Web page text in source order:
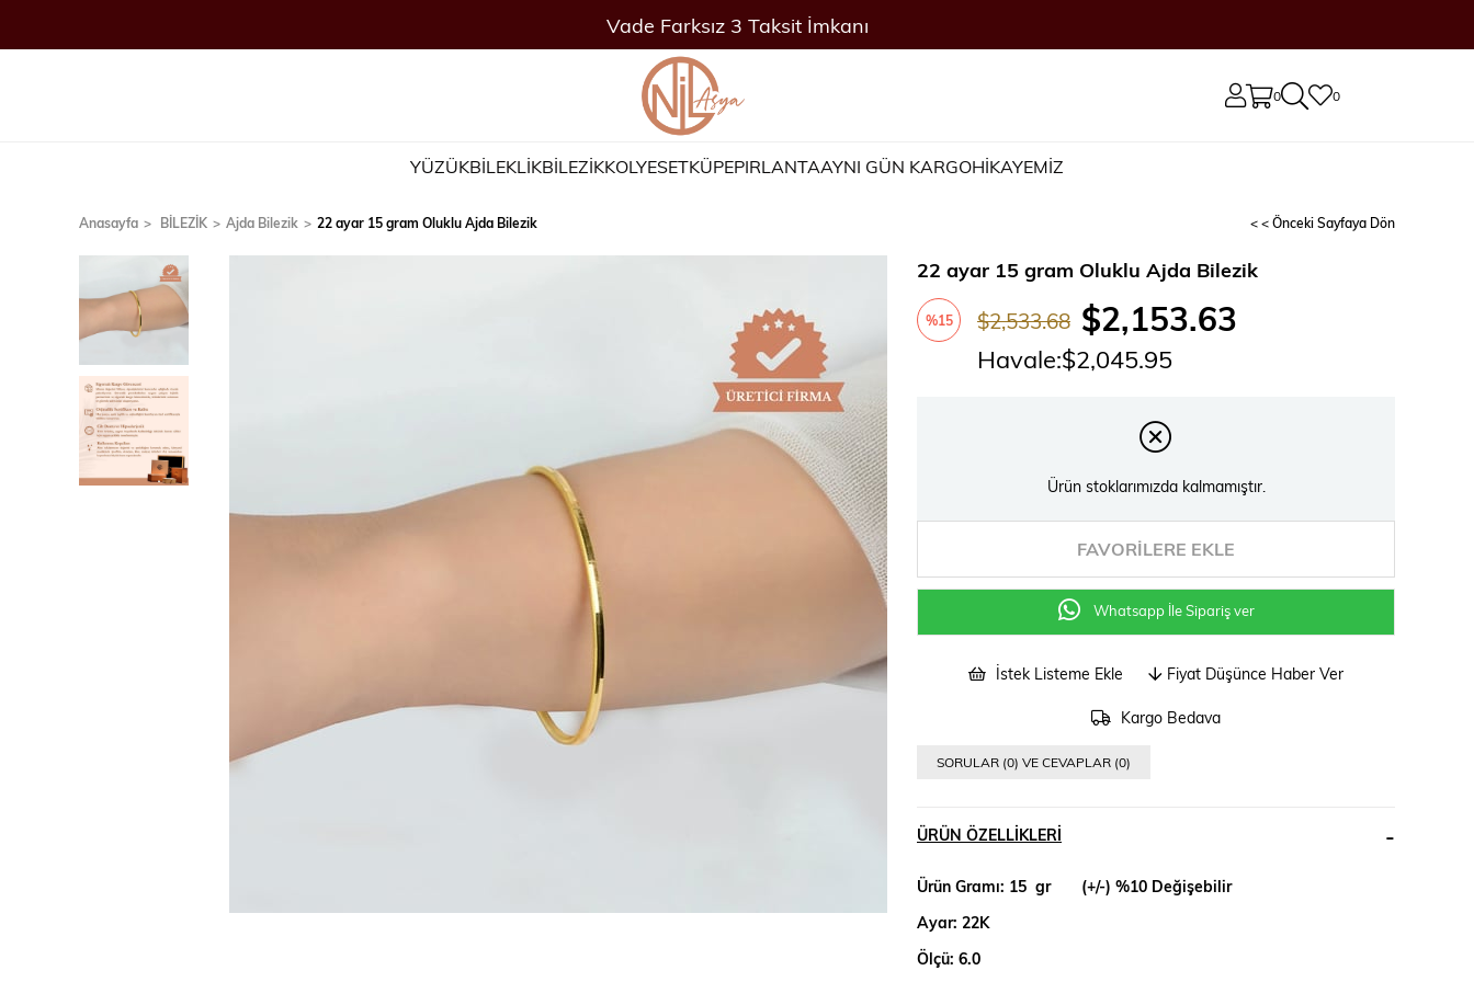
Vade Farksız 3 Taksit İmkanı
0 0
YÜZÜKBİLEKLİKBİLEZİKKOLYESETKÜPEPIRLANTAAYNI GÜN KARGOHİKAYEMİZ
Anasayfa BİLEZİK Ajda Bilezik 22 ayar 15 gram Oluklu Ajda Bilezik < < Önceki Sayfaya Dön
22 ayar 15 gram Oluklu Ajda Bilezik
%15 $2,533.68 $2,153.63
Havale:$2,045.95
Ürün stoklarımızda kalmamıştır.
FAVORILERE EKLE
Whatsapp İle Sipariş ver
İstek Listeme Ekle Fiyat Düşünce Haber Ver
Kargo Bedava
SORULAR (0) VE CEVAPLAR (0)
ÜRÜN ÖZELLIKLERI
Ürün Gramı: 15 gr (+/-) %10 Değişebilir
Ayar: 22K
Ölçü: 6.0